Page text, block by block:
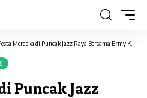
Merdeka di Puncak Jazz Raya Bersama Ermy Kullit & The Groove
Puncak Jazz